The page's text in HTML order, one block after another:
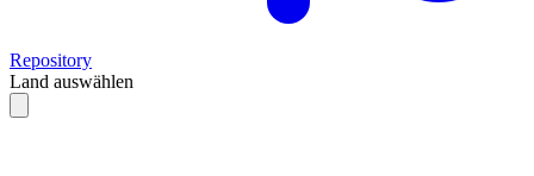
Repository
Land auswählen